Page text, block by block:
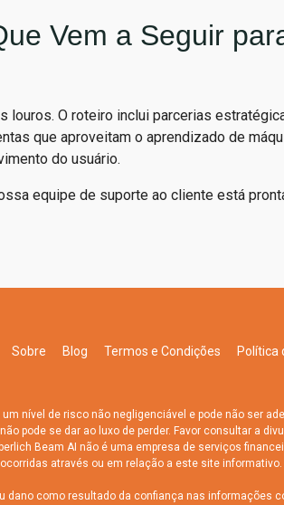
Vem a Seguir
louros. O roteiro inclui parcerias
que aproveitam o aprendizado de
do usuário.
equipe de suporte ao cliente está
Sobre Blog Termos e Condições Política
um nível de risco não negligenciável e pode não ser
pode se dar ao luxo de perder. Favor consultar a
Beam AI não é uma empresa de serviços
através ou em relação a este site informativo.
dano como resultado da confiança nas